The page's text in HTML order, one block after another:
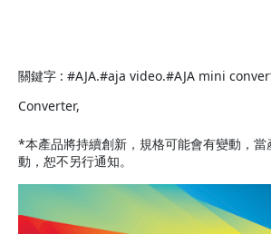
關鍵字 : #AJA.#aja video.#AJA mini
Converter,
*本產品將持續創新，規格可能會有變動，當
動，恕不另行通知。